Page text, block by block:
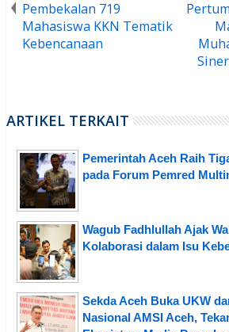
Pembekalan 719
Mahasiswa KKN Tematik
Kebencanaan
ARTIKEL TERKAIT
Pemerintah Aceh Raih
pada Forum Pemred
Wagub Fadhlullah Ajak
Kolaborasi dalam Isu
Sekda Aceh Buka UKW
Nasional AMSI Aceh,